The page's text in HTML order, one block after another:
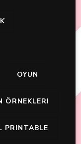
OYUN
ÖRNEKLERI
PRINTABLE